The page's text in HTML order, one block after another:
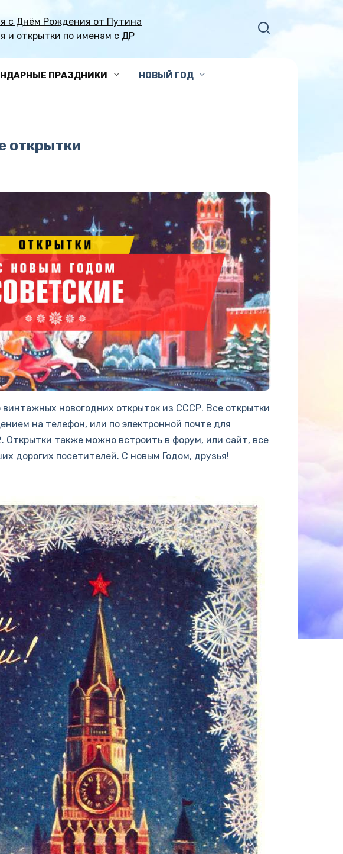
с Днём Рождения от Путина
и открытки по именам с ДР
ПРАЗДНИКИ НОВЫЙ ГОД
открытки
винтажных новогодних открыток из СССР. Все открытки
на телефон, или по электронной почте для
Открытки также можно встроить в форум, или сайт, все
дорогих посетителей. С новым Годом, друзья!